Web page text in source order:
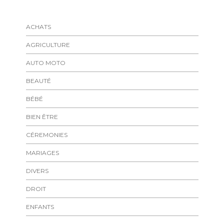
ACHATS
AGRICULTURE
AUTO MOTO
BEAUTÉ
BÉBÉ
BIEN ÊTRE
CÉREMONIES
MARIAGES
DIVERS
DROIT
ENFANTS